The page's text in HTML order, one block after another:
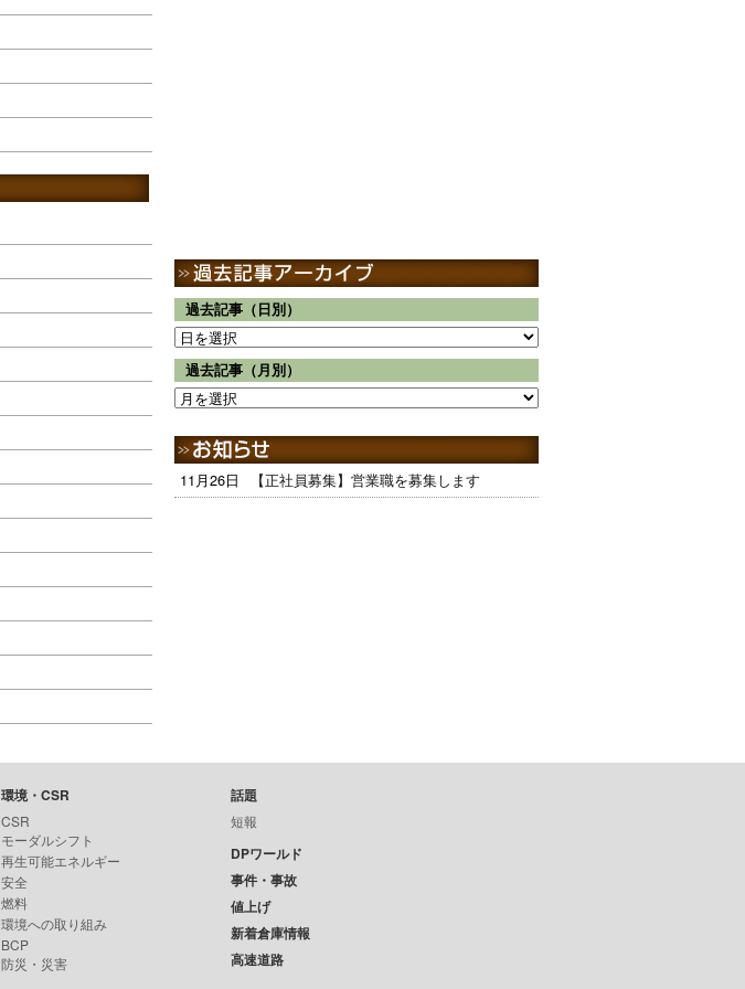
過去記事（日別）
過去記事（月別）
11月26日 【正社員募集】営業職を募集します
環境・CSR
CSR
モーダルシフト
再生可能エネルギー
安全
燃料
環境への取り組み
BCP
防災・災害
話題
短報
DPワールド
事件・事故
値上げ
新着倉庫情報
高速道路